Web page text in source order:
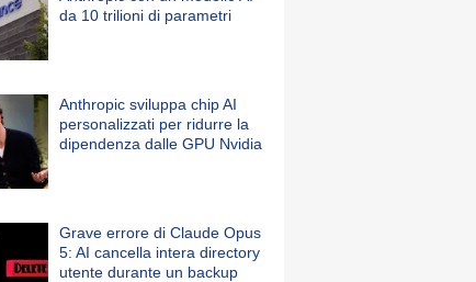
da 10 trilioni di parametri
Anthropic sviluppa chip AI
personalizzati per ridurre la
dipendenza dalle GPU Nvidia
Grave errore di Claude Opus
5: AI cancella intera directory
utente durante un backup